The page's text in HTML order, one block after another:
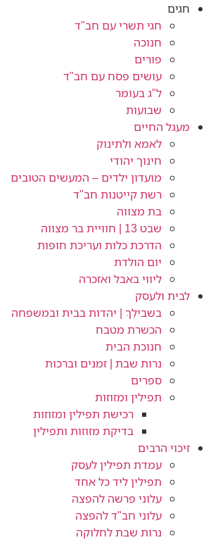
חגים
חגי תשרי עם חב"ד
חנוכה
פורים
עושים פסח עם חב"ד
ל"ג בעומר
שבועות
מעגל החיים
לאמא ולתינוק
חינוך יהודי
מועדון ילדים – המעשים הטובים
רשת קייטנות חב"ד
בת מצווה
שבט 13 | חוויית בר מצווה
הדרכת כלות ועריכת חופות​
יום הולדת
ליווי באבל ואזכרה
לבית ולעסק
בשבילֵךְ | יהדות בבית ובמשפחה
הכשרת מטבח
חנוכת הבית
נרות שבת | זמנים וברכות
ספרים
תפילין ומזוזות
רכישת תפילין ומזוזות
בדיקת מזוזות ותפילין
זיכוי הרבים
עמדת תפילין לעסק
תפילין ליד כל אחד
עלוני פרשה להפצה
עלוני חב"ד להפצה
נרות שבת לחלוקה